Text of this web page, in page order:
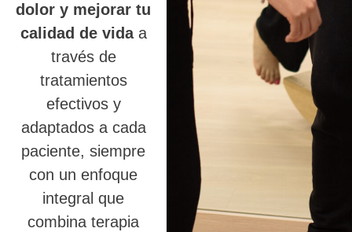
dolor y mejorar tu
calidad de vidaa
través de
tratamientos
efectivos y
adaptados a cada
paciente, siempre
con un enfoque
integral que
combina terapia